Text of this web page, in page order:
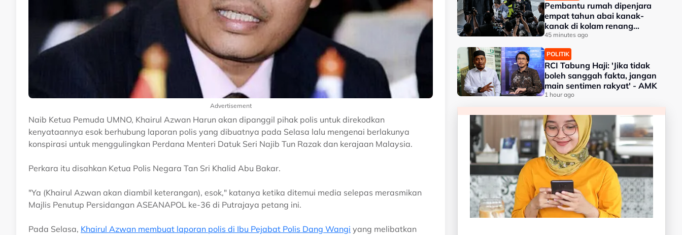
Advertisement
Naib Ketua Pemuda UMNO, Khairul Azwan Harun akan dipanggil pihak polis untuk direkodkan
kenyataannya esok berhubung laporan polis yang dibuatnya pada Selasa lalu mengenai berlakunya
konspirasi untuk menggulingkan Perdana Menteri Datuk Seri Najib Tun Razak dan kerajaan Malaysia.
Perkara itu disahkan Ketua Polis Negara Tan Sri Khalid Abu Bakar.
"Ya (Khairul Azwan akan diambil keterangan), esok," katanya ketika ditemui media selepas merasmikan
Majlis Penutup Persidangan ASEANAPOL ke-36 di Putrajaya petang ini.
Pada Selasa, Khairul Azwan membuat laporan polis di Ibu Pejabat Polis Dang Wangi yang melibatkan
Pembantu rumah dipenjara
empat tahun abai kanak-
kanak di kolam renang
hingga lemas
45 minutes ago
POLITIK
RCI Tabung Haji: 'Jika tidak
boleh sanggah fakta, jangan
main sentimen rakyat' - AMK
1 hour ago